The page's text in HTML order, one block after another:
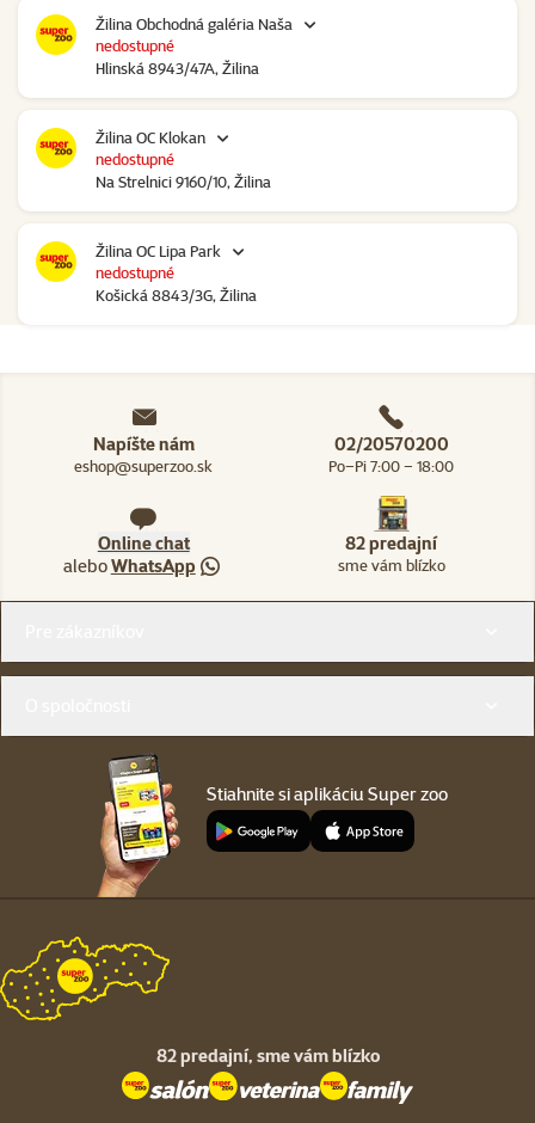
Žilina Obchodná galéria Naša
Hlinská 8943/47A, Žilina
nedostupné
Žilina OC Klokan
Na Strelnici 9160/10, Žilina
nedostupné
Žilina OC Lipa Park
Košická 8843/3G, Žilina
nedostupné
Napíšte nám
eshop@superzoo.sk
02/20570200
Po–Pi 7:00 – 18:00
Online chat
aleboWhatsApp
82 predajní
sme vám blízko
Stiahnite si aplikáciu Super zoo
82 predajní, sme vám blízko